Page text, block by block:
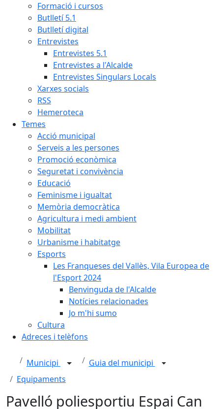
Formació i cursos
Butlletí 5.1
Butlletí digital
Entrevistes
Entrevistes 5.1
Entrevistes a l'Alcalde
Entrevistes Singulars Locals
Xarxes socials
RSS
Hemeroteca
Temes
Acció municipal
Serveis a les persones
Promoció econòmica
Seguretat i convivència
Educació
Feminisme i igualtat
Memòria democràtica
Agricultura i medi ambient
Mobilitat
Urbanisme i habitatge
Esports
Les Franqueses del Vallès, Vila Europea de
l'Esport 2024
Benvinguda de l'Alcalde
Notícies relacionades
Jo m'hi sumo
Cultura
Adreces i telèfons
Municipi
Guia del municipi
Equipaments
Pavelló poliesportiu Espai Can